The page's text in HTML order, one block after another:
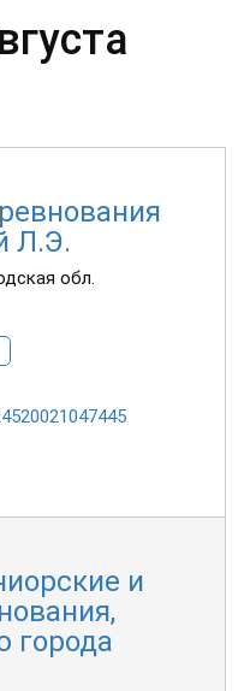
Л.Э.
обл.
и
города